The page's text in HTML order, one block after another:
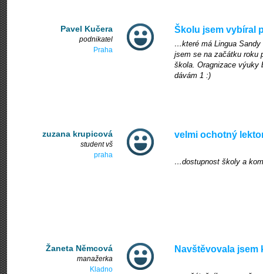
Pavel Kučera
podnikatel
Praha
Školu jsem vybíral
…které má Lingua
jsem se na začátku roku
škola. Oragnizace výuky
dávám 1 :)
zuzana krupicová
student vš
praha
velmi ochotný
…dostupnost školy a
Žaneta Němcová
manažerka
Kladno
Navštěvovala